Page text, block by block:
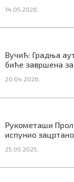
14.05.2026.
Вучић: Градња
биће завршена
20.04.2026.
Рукометаши
испунио зацртано
25.05.2025.